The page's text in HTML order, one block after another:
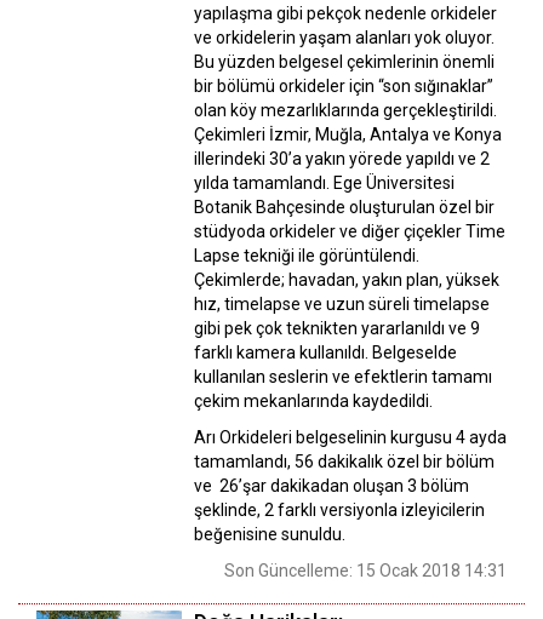
yapılaşma gibi pekçok nedenle orkideler
ve orkidelerin yaşam alanları yok oluyor.
Bu yüzden belgesel çekimlerinin önemli
bir bölümü orkideler için “son sığınaklar”
olan köy mezarlıklarında gerçekleştirildi.
Çekimleri İzmir, Muğla, Antalya ve Konya
illerindeki 30’a yakın yörede yapıldı ve 2
yılda tamamlandı. Ege Üniversitesi
Botanik Bahçesinde oluşturulan özel bir
stüdyoda orkideler ve diğer çiçekler Time
Lapse tekniği ile görüntülendi.
Çekimlerde; havadan, yakın plan, yüksek
hız, timelapse ve uzun süreli timelapse
gibi pek çok teknikten yararlanıldı ve 9
farklı kamera kullanıldı. Belgeselde
kullanılan seslerin ve efektlerin tamamı
çekim mekanlarında kaydedildi.
Arı Orkideleri belgeselinin kurgusu 4 ayda
tamamlandı, 56 dakikalık özel bir bölüm
ve 26’şar dakikadan oluşan 3 bölüm
şeklinde, 2 farklı versiyonla izleyicilerin
beğenisine sunuldu.
Son Güncelleme: 15 Ocak 2018 14:31